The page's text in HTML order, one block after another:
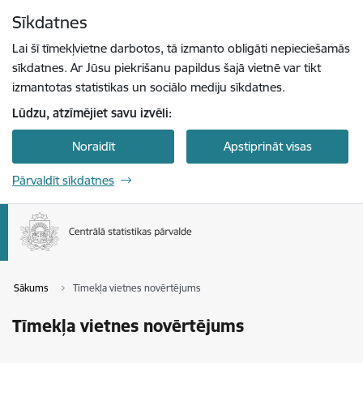
Sīkdatnes
Lai šī tīmekļvietne darbotos, tā izmanto obligāti nepieciešamās
sīkdatnes. Ar Jūsu piekrišanu papildus šajā vietnē var tikt
izmantotas statistikas un sociālo mediju sīkdatnes.
Lūdzu, atzīmējiet savu izvēli:
Noraidīt Apstiprināt visas
Pārvaldīt sīkdatnes
Sākums Tīmekļa vietnes novērtējums
Tīmekļa vietnes novērtējums